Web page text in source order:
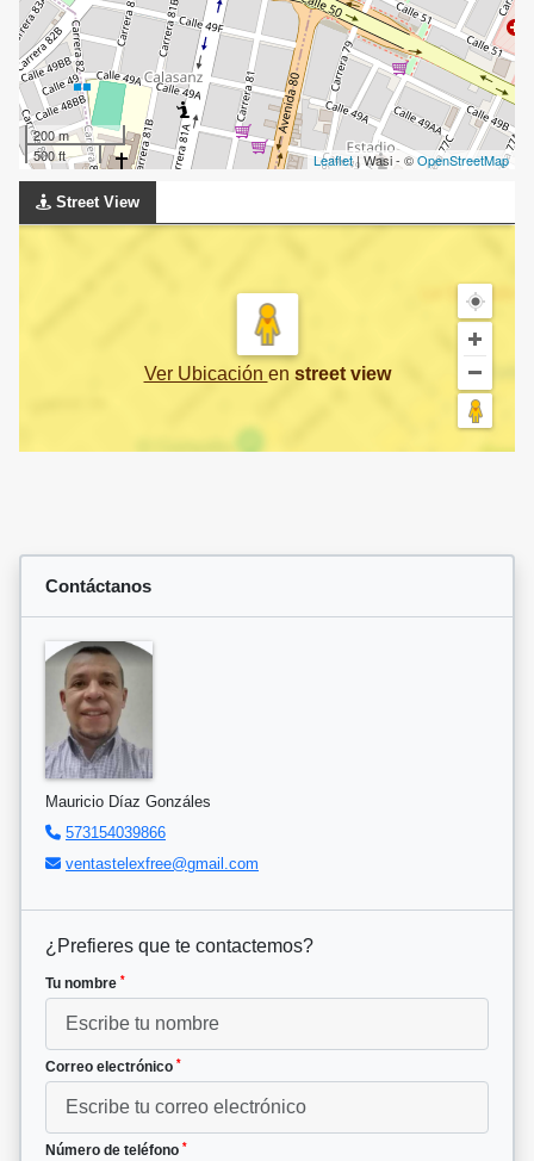
200 m
500 ft
Leaflet| Wasi - ©OpenStreetMap
Street View
Ver Ubicación en street view
Contáctanos
Mauricio Díaz Gonzáles
573154039866
ventastelexfree@gmail.com
¿Prefieres que te contactemos?
Tu nombre *
Correo electrónico *
Número de teléfono *